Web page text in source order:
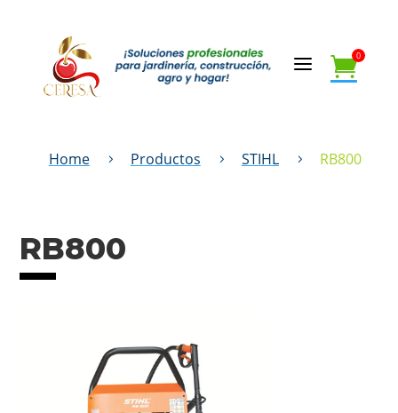
a 0
Home 5 Productos 5 STIHL 5 RB800
RB800